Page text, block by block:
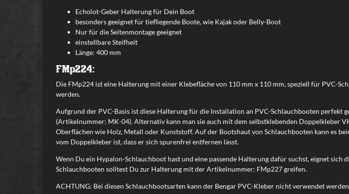
Echolot-Geber Halterung für Dein Boot
besonders geeignet für tiefliegende Boote, wie Kajak oder Belly-Boot
Nur für die Seitenmontage geeignet
einstellbare Steifheit
Länge: 400 mm
FMp224:
Die FMp224 ist eine Halterung mit einer Klebefläche von 110 mm x 110 mm, speziell für PVC-
werden.
Aufgrund der PVC-Basis ist diese Halterung für die Installation an PVC-Schlauchbooten perfekt
(Artikelnummer: MK-04). Alternativ kann man sie auch mit dem selbstklebenden Doppelkleber
Oberflächen wie Holz, Metall oder Kunststoff. Auf der Bootshaut von Schlauchbooten kann es
vom Doppelkleber ist, dass er sich spurenfrei entfernen lässt.
Wenn Du ein Hypalon-Schlauchboot hast und eine passende Halterung dafür suchst, eignet
Schlauchbooten solltest Du zur Halterung mit der Artikelnummer: FMp227 greifen.
ACHTUNG: Bei diesen Schlauchbootsarten kann der Bengar PVC-Kleber nicht verwendet